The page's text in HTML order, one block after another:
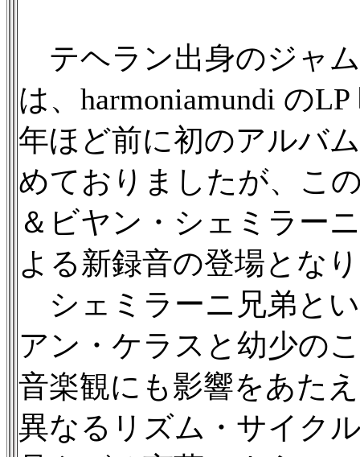
テヘラン出身のジャ
は、harmoniamundi の
年ほど前に初のアルバ
めておりましたが、こ
＆ビヤン・シェミラー
よる新録音の登場とな
シェミラーニ兄弟と
アン・ケラスと幼少の
音楽観にも影響をあた
異なるリズム・サイク